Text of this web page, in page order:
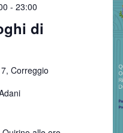
- 23:00
di
Correggio